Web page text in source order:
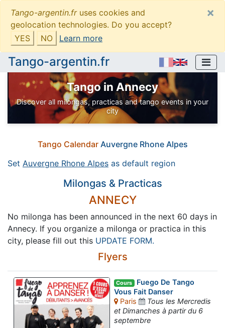
Tango-argentin.fruses cookies and
geolocation technologies. Do you accept?
YES
NO Learn more
×
Tango-argentin.fr
Tango in Annecy
Discover all milongas, practicas and tango events in your
city
Tango Calendar Auvergne Rhone Alpes
Set Auvergne Rhone Alpes as default region
Milongas & Practicas
ANNECY
No milonga has been announced in the next 60 days in
Annecy. If you organize a milonga or practica in this
city, please fill out this UPDATE FORM.
Flyers
Cours Fuego De Tango
Vous Fait Danser
Paris
Tous les Mercredis
et Dimanches à partir du 6
septembre